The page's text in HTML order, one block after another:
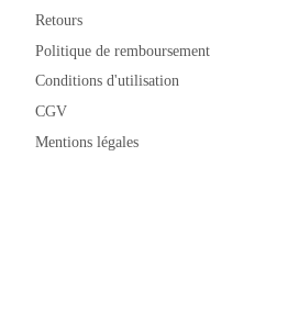
Retours
Politique de remboursement
Conditions d'utilisation
CGV
Mentions légales